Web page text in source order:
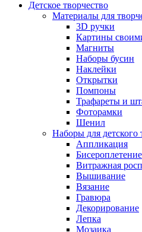
Детское творчество
Материалы для
3D ручки
Картины
Магниты
Наборы бусин
Наклейки
Открытки
Помпоны
Трафареты и
Фоторамки
Шенил
Наборы для детского
Аппликация
Бисероплетение
Витражная
Вышивание
Вязание
Гравюра
Декорирование
Лепка
Мозаика